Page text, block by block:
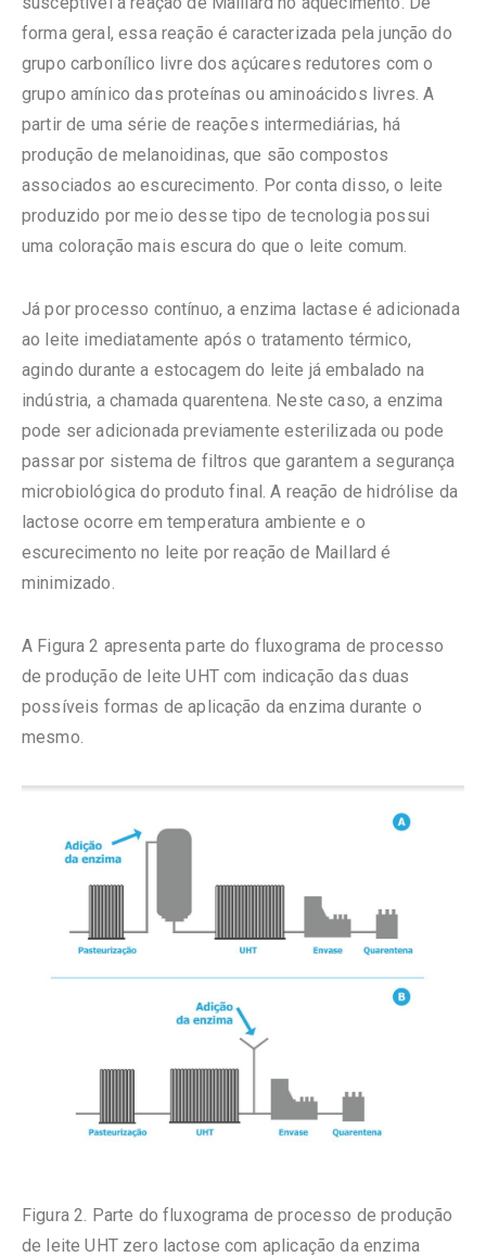
forma geral, essa reação é caracterizada pela junção do
grupo carbonílico livre dos açúcares redutores com o
grupo amínico das proteínas ou aminoácidos livres. A
partir de uma série de reações intermediárias, há
produção de melanoidinas, que são compostos
associados ao escurecimento. Por conta disso, o leite
produzido por meio desse tipo de tecnologia possui
uma coloração mais escura do que o leite comum.
Já por processo contínuo, a enzima lactase é adicionada
ao leite imediatamente após o tratamento térmico,
agindo durante a estocagem do leite já embalado na
indústria, a chamada quarentena. Neste caso, a enzima
pode ser adicionada previamente esterilizada ou pode
passar por sistema de filtros que garantem a segurança
microbiológica do produto final. A reação de hidrólise da
lactose ocorre em temperatura ambiente e o
escurecimento no leite por reação de Maillard é
minimizado.
A Figura 2 apresenta parte do fluxograma de processo
de produção de leite UHT com indicação das duas
possíveis formas de aplicação da enzima durante o
mesmo.
Figura 2. Parte do fluxograma de processo de produção
de leite UHT zero lactose com aplicação da enzima